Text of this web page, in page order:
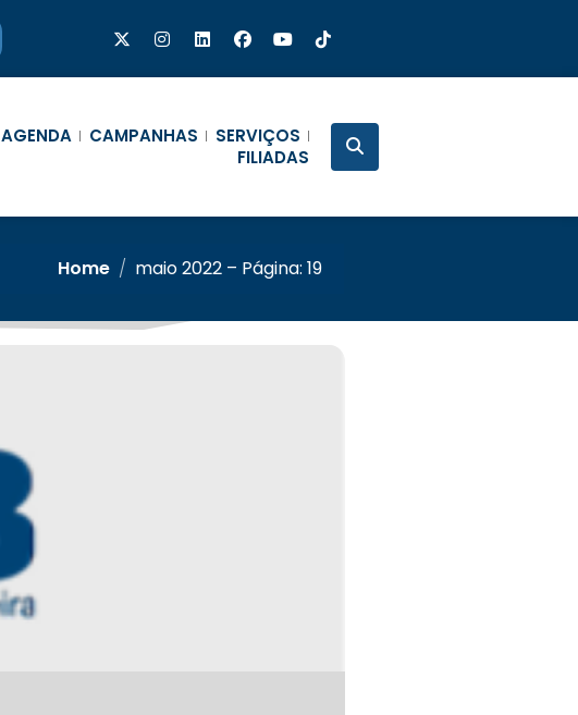
AGENDA CAMPANHAS
SERVIÇOS
FILIADAS
Home / maio 2022 – Página: 19